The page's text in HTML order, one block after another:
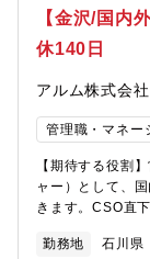
キャリアパス：
スト双方目指せ
間程度で繁忙期
在宅勤務に関し
可能な環境です。
【金沢/国内
休140日
アルム株式会社
管理職・マネー
【期待する役割
ャー）として、
きます。CSO直
ネージャーとし
勤務地 石川県